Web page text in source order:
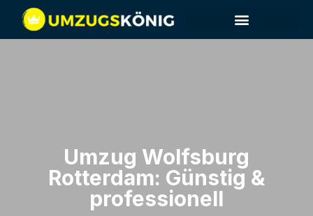
Umzug Wolfsburg​
Rotterdam: Günstig &
professionell​